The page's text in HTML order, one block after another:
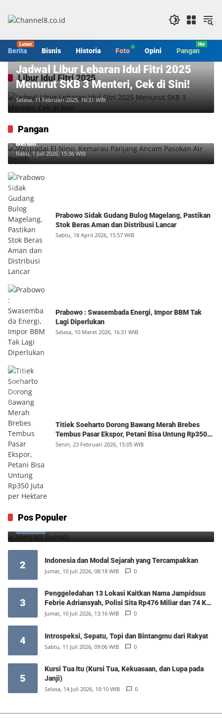
konten
Berita Bisnis Historia Foto Opini Pangan
Libur Idul Fitri 2025
Jadwal Libur Lebaran Idul Fitri 2025
Menurut SKB 3 Menteri, Cek di Sini!
Selasa, 11 Februari 2025, 16:31 WIB
Pangan
Waspadai El Nino, Kemarau Panjang Ancam Pasokan Air
Bersih
Rabu, 1 Juli 2026, 15:36 WIB
Prabowo Sidak Gudang Bulog Magelang, Pastikan
Stok Beras Aman dan Distribusi Lancar
Sabtu, 18 April 2026, 15:57 WIB
Prabowo : Swasembada Energi, Impor BBM Tak
Lagi Diperlukan
Selasa, 10 Maret 2026, 16:31 WIB
Titiek Soeharto Dorong Bawang Merah Brebes
Tembus Pasar Ekspor, Petani Bisa Untung Rp350
Juta per Hektare
Senin, 23 Februari 2026, 15:05 WIB
Pos Populer
1 Menjadi Rumah
2 Indonesia dan Modal Sejarah yang Tercampakkan
Jumat, 10 Juli 2026, 08:18 WIB 0
3
Penggeledahan 13 Lokasi Kaitkan Nama Jampidsus
Febrie Adriansyah, Polisi Sita Rp476 Miliar dan 74 Kg
Emas
Jumat, 10 Juli 2026, 13:16 WIB 0
4 Introspeksi, Sepatu, Topi dan Bintangmu dari Rakyat
Sabtu, 11 Juli 2026, 09:06 WIB 0
5
Kursi Tua Itu (Kursi Tua, Kekuasaan, dan Lupa pada
Janji)
Selasa, 14 Juli 2026, 10:10 WIB 0